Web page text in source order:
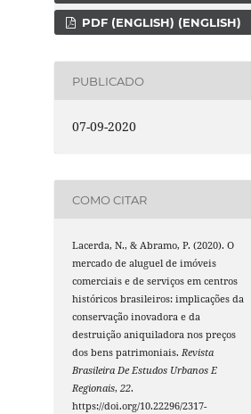
PDF (ENGLISH) (ENGLISH)
PUBLICADO
07-09-2020
COMO CITAR
Lacerda, N., & Abramo, P. (2020). O
mercado de aluguel de imóveis
comerciais e de serviços em centros
históricos brasileiros: implicações da
conservação inovadora e da
destruição aniquiladora nos preços
dos bens patrimoniais.Revista
Brasileira De Estudos Urbanos E
Regionais,22.
https://doi.org/10.22296/2317-